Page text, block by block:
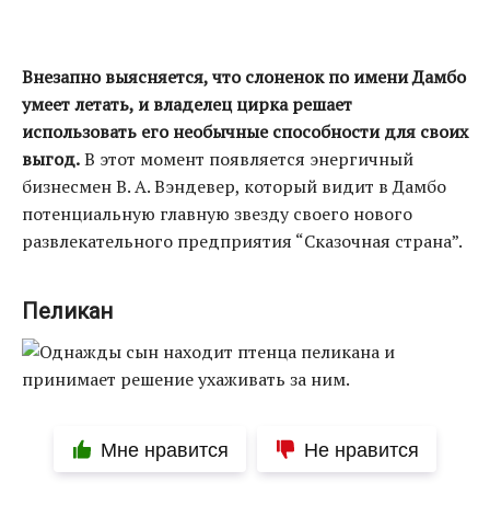
Внезапно выясняется, что слоненок по имени Дамбо
умеет летать, и владелец цирка решает
использовать его необычные способности для своих
выгод.В этот момент появляется энергичный
бизнесмен В. А. Вэндевер, который видит в Дамбо
потенциальную главную звезду своего нового
развлекательного предприятия “Сказочная страна”.
Пеликан
Мне нравится Не нравится